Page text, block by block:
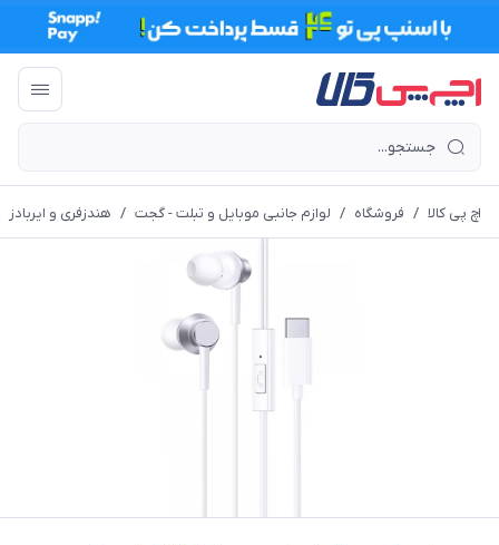
اچ پی کالا / فروشگاه / لوازم جانبی موبایل و تبلت - گجت / هندزفری و ایربادز